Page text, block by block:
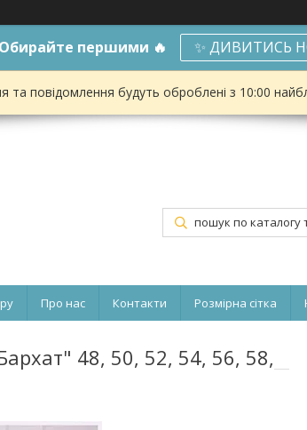
першими 🔥 ✨ ДИВИТИСЬ
та повідомлення будуть оброблені з 10:00
Про нас Контакти Розмірна сітка
48, 50, 52, 54, 56, 58,